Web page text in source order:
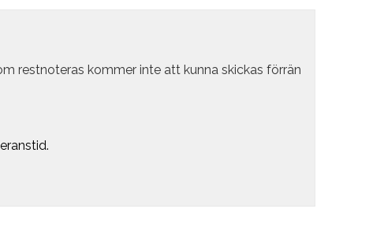
restnoteras kommer inte att kunna skickas förrän